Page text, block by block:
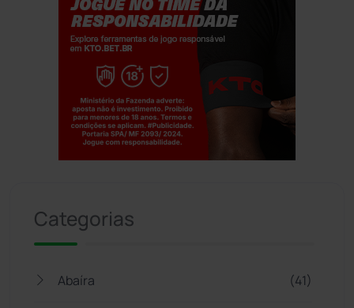
Categorias
Abaíra (41)